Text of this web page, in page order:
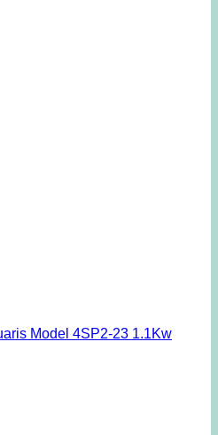
Model 4SP2-23 1.1Kw